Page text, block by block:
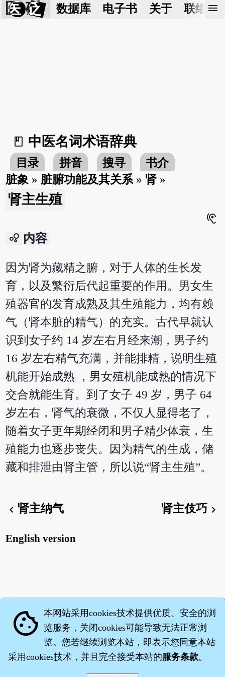
医 砭 数据库 电子书 关于 联络我
menu
book_2
中医名词术语辞典
目录 拼音 搜寻
书介
脏象 » 脏腑功能及其关系 » 肾 »
肾主生殖
hearing
bubble_chart 内容
因为肾为藏精之腑，对于人体的生长发
育，以及繁衍后代起重要的作用。男女生
殖器官的发育成熟及其生殖能力，均有赖
气（肾本脏的精气）的充实。古代早就认
识到女子约 14 岁左右月经来潮，男子约
16 岁左右精气充满，并能排精，说明生殖
机能开始成熟 ，男女殖机能成熟的情况下
交合就能生育。到了女子 49 岁，男子 64
岁左右，肾气的衰微，不仅人显得老了，
随着女子更年期经闭和男子精少体衰，生
殖能力也逐步丧失。因为精气的生成，储
藏和排泄由肾主管，所以说“肾主生殖”。
chevron_left 肾主纳气 肾主伎巧 chevron_right
English version
cookie 本网站采用cookies技术提供优质、安全的浏
览服务，关闭cookies可能导致无法正常浏
览。您若继续浏览本站，即表示您同意本站
采用cookies技术，并且完全接受本站的服务条款。